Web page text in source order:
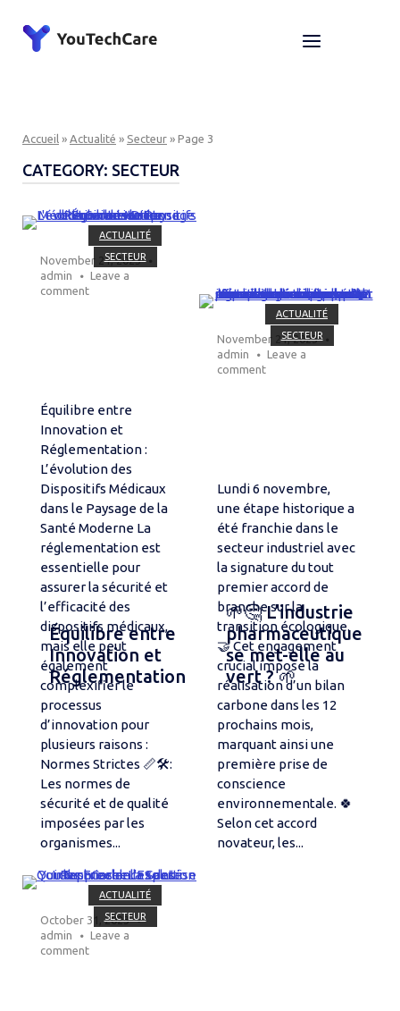
content
Home Menu
Accueil » Actualité » Secteur » Page 3
CATEGORY: SECTEUR
ACTUALITÉ
SECTEUR
Open post
Équilibre entre
Innovation et
Réglementation
November 21, 2023
admin
Leave a
comment
Équilibre entre
Innovation et
Réglementation :
L’évolution des
Dispositifs Médicaux
dans le Paysage de la
Santé Moderne La
réglementation est
essentielle pour
assurer la sécurité et
l’efficacité des
dispositifs médicaux,
mais elle peut
également
complexifier le
processus
d’innovation pour
plusieurs raisons :
Normes Strictes 📏🛠️:
Les normes de
sécurité et de qualité
imposées par les
organismes...
ACTUALITÉ
SECTEUR
Open post
🌱🤔 L’industrie
pharmaceutique
se met-elle au
vert ? 🌱
November 21, 2023
admin
Leave a
comment
Lundi 6 novembre,
une étape historique a
été franchie dans le
secteur industriel avec
la signature du tout
premier accord de
branche sur la
transition écologique.
🤝 Cet engagement
crucial impose la
réalisation d’un bilan
carbone dans les 12
prochains mois,
marquant ainsi une
première prise de
conscience
environnementale. 🍀
Selon cet accord
novateur, les...
ACTUALITÉ
SECTEUR
Open post
October 31, 2023
admin
Leave a
comment